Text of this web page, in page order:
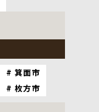
箕面市
枚方市